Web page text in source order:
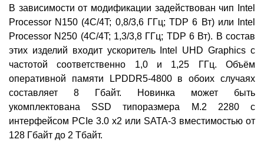
В зависимости от модификации задействован чип Intel
Processor N150 (4C/4T; 0,8/3,6 ГГц; TDP 6 Вт) или Intel
Processor N250 (4C/4T; 1,3/3,8 ГГц; TDP 6 Вт). В состав
этих изделий входит ускоритель Intel UHD Graphics с
частотой соответственно 1,0 и 1,25 ГГц. Объём
оперативной памяти LPDDR5-4800 в обоих случаях
составляет 8 Гбайт. Новинка может быть
укомплектована SSD типоразмера M.2 2280 с
интерфейсом PCIe 3.0 x2 или SATA-3 вместимостью от
128 Гбайт до 2 Тбайт.